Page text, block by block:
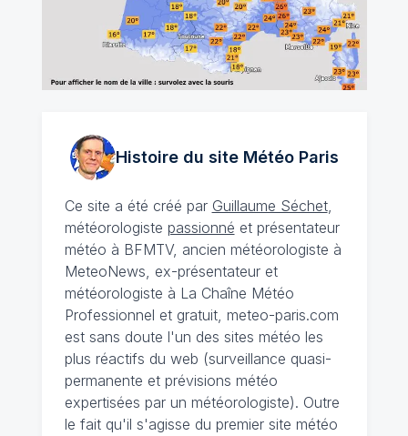
Histoire du site MétéoParis
Ce site a été créé par Guillaume Séchet,
météorologiste passionné et présentateur
météo à BFMTV, ancien météorologiste à
MeteoNews, ex-présentateur et
météorologiste à La Chaîne Météo
Professionnel et gratuit, meteo-paris.com
est sans doute l'un des sites météo les
plus réactifs du web (surveillance quasi-
permanente et prévisions météo
expertisées par un météorologiste). Outre
le fait qu'il s'agisse du premier site météo